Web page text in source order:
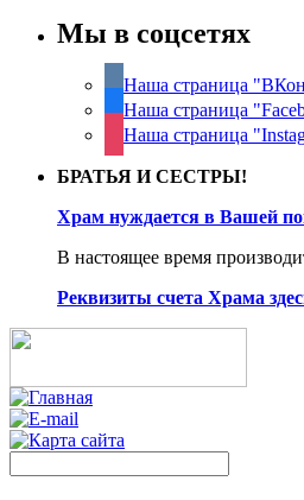
Мы в соцсетях
Наша страница
Наша страница
Наша страница
БРАТЬЯ И СЕСТРЫ!
Храм нуждается в Вашей
В настоящее время
Реквизиты счета Храма